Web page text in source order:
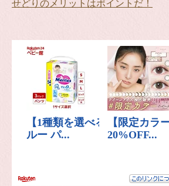
せどりのメリットはポイントだ！